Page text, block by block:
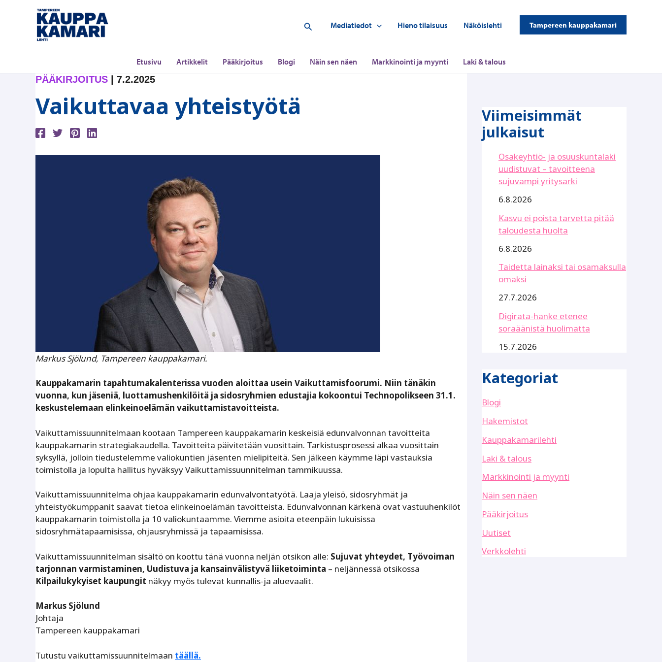
Hae Mediatiedot Hieno tilaisuus Näköislehti Tampereen kauppakamari
Etusivu Artikkelit Pääkirjoitus Blogi Näin sen näen Markkinointi ja myynti Laki & talous
PÄÄKIRJOITUS | 7.2.2025
Vaikuttavaa yhteistyötä
Markus Sjölund, Tampereen kauppakamari.
Kauppakamarin tapahtumakalenterissa vuoden aloittaa usein Vaikuttamisfoorumi. Niin tänäkin
vuonna, kun jäseniä, luottamushenkilöitä ja sidosryhmien edustajia kokoontui Technopolikseen 31.1.
keskustelemaan elinkeinoelämän vaikuttamistavoitteista.
Vaikuttamissuunnitelmaan kootaan Tampereen kauppakamarin keskeisiä edunvalvonnan tavoitteita
kauppakamarin strategiakaudella. Tavoitteita päivitetään vuosittain. Tarkistusprosessi alkaa vuosittain
syksyllä, jolloin tiedustelemme valiokuntien jäsenten mielipiteitä. Sen jälkeen käymme läpi vastauksia
toimistolla ja lopulta hallitus hyväksyy Vaikuttamissuunnitelman tammikuussa.
Vaikuttamissuunnitelma ohjaa kauppakamarin edunvalvontatyötä. Laaja yleisö, sidosryhmät ja
yhteistyökumppanit saavat tietoa elinkeinoelämän tavoitteista. Edunvalvonnan kärkenä ovat vastuuhenkilöt
kauppakamarin toimistolla ja 10 valiokuntaamme. Viemme asioita eteenpäin lukuisissa
sidosryhmätapaamisissa, ohjausryhmissä ja tapaamisissa.
Vaikuttamissuunnitelman sisältö on koottu tänä vuonna neljän otsikon alle: Sujuvat yhteydet, Työvoiman
tarjonnan varmistaminen, Uudistuva ja kansainvälistyvä liiketoiminta – neljännessä otsikossa
Kilpailukykyiset kaupungit näkyy myös tulevat kunnallis-ja aluevaalit.
Markus Sjölund
Johtaja
Tampereen kauppakamari
Tutustu vaikuttamissuunnitelmaan täällä.
Viimeisimmät
julkaisut
Osakeyhtiö- ja osuuskuntalaki
uudistuvat – tavoitteena
sujuvampi yritysarki
6.8.2026
Kasvu ei poista tarvetta pitää
taloudesta huolta
6.8.2026
Taidetta lainaksi tai osamaksulla
omaksi
27.7.2026
Digirata-hanke etenee
soraäänistä huolimatta
15.7.2026
Kategoriat
Blogi
Hakemistot
Kauppakamarilehti
Laki & talous
Markkinointi ja myynti
Näin sen näen
Pääkirjoitus
Uutiset
Verkkolehti